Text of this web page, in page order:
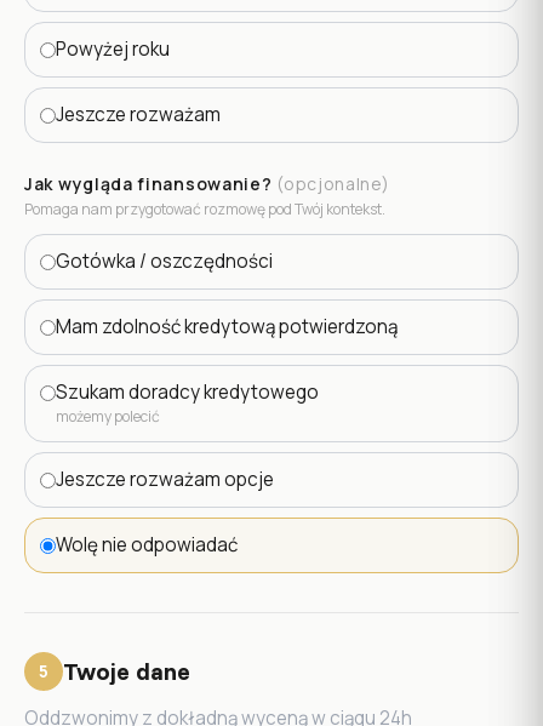
Powyżej roku
Jeszcze rozważam
Jak wygląda finansowanie? (opcjonalne)
Pomaga nam przygotować rozmowę pod Twój kontekst.
Gotówka / oszczędności
Mam zdolność kredytową potwierdzoną
Szukam doradcy kredytowego
możemy polecić
Jeszcze rozważam opcje
Wolę nie odpowiadać
5 Twoje dane
Oddzwonimy z dokładną wyceną w ciągu 24h